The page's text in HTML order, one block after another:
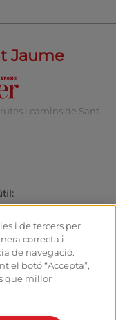
Jaume
i camins de Sant
al caminant
a les sortides
de Santiago
i de tercers per
correcta i
de navegació.
el botó “Accepta”,
que millor